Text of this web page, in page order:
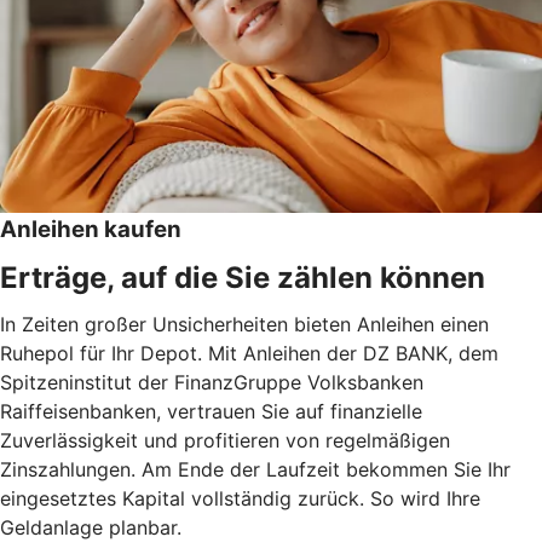
Anleihen kaufen
Erträge, auf die Sie zählen können
In Zeiten großer Unsicherheiten bieten Anleihen einen
Ruhepol für Ihr Depot. Mit Anleihen der DZ BANK, dem
Spitzeninstitut der FinanzGruppe Volksbanken
Raiffeisenbanken, vertrauen Sie auf finanzielle
Zuverlässigkeit und profitieren von regelmäßigen
Zinszahlungen. Am Ende der Laufzeit bekommen Sie Ihr
eingesetztes Kapital vollständig zurück. So wird Ihre
Geldanlage planbar.